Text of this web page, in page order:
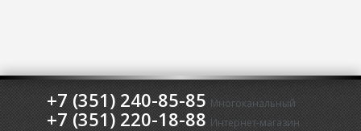
+7 (351) 240-85-85 Многоканальный
+7 (351) 220-18-88 Интернет-магазин